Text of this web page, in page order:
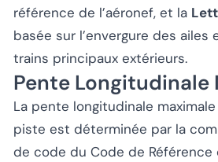
référence de l’aéronef, et la
basée sur l’envergure des ailes
trains principaux extérieurs.
Pente Longitudinale
La pente longitudinale
piste est déterminée par la
de code du Code de Référence